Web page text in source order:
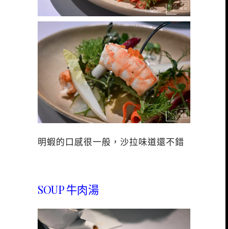
明蝦的口感很一般，沙拉味道還不錯
SOUP 牛肉湯